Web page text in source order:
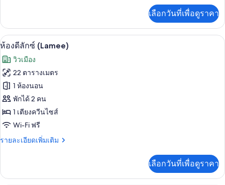
เกี่ยว
กับ
ห้อง
พี
เรีย
(Topazz)
เลือกวันที่เพื่อดูราคา
เปิด
ภาพถ่าย
ทั้งหมด
ของ
ห้อง
ดี
ลัก
ซ์
ห้องดีลักซ์ (Lamee) | เครื่องนอนระดั
3
ห้องดีลักซ์ (Lamee)
วิวเมือง
22 ตารางเมตร
1 ห้องนอน
พักได้ 2 คน
1 เตียงควีนไซส์
Wi-Fi ฟรี
รายละเอียดเพิ่มเติม
ราย
เกี่ยว
เลือกวันที่เพื่อดูราคา